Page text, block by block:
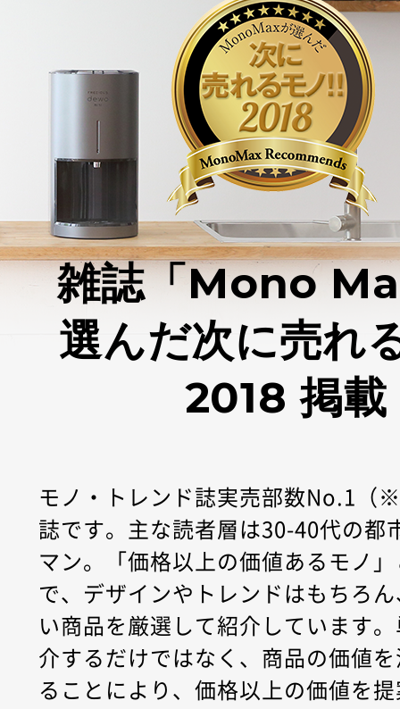
雑誌「Mono
選んだ次に売れ
2018 掲載
モノ・トレンド誌実売部数No.1（
誌です。主な読者層は30-40代の都
マン。「価格以上の価値あるモノ
で、デザインやトレンドはもちろ
い商品を厳選して紹介しています
介するだけではなく、商品の価値
ることにより、価格以上の価値を